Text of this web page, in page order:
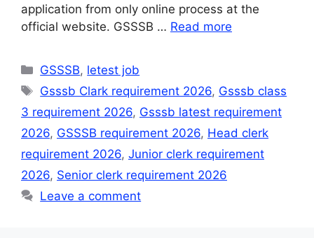
application from only online process at the
official website. GSSSB … Read more
Categories
GSSSB, letest job
Tags
Gsssb Clark requirement 2026, Gsssb class
3 requirement 2026, Gsssb latest requirement
2026, GSSSB requirement 2026, Head clerk
requirement 2026, Junior clerk requirement
2026, Senior clerk requirement 2026
Leave a comment